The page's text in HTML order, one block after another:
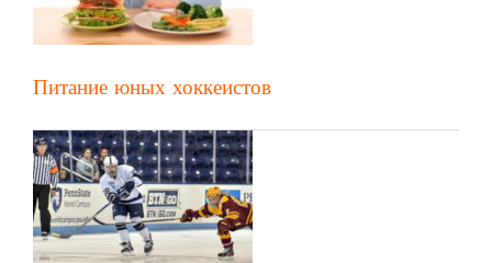
Питание юных хоккеистов